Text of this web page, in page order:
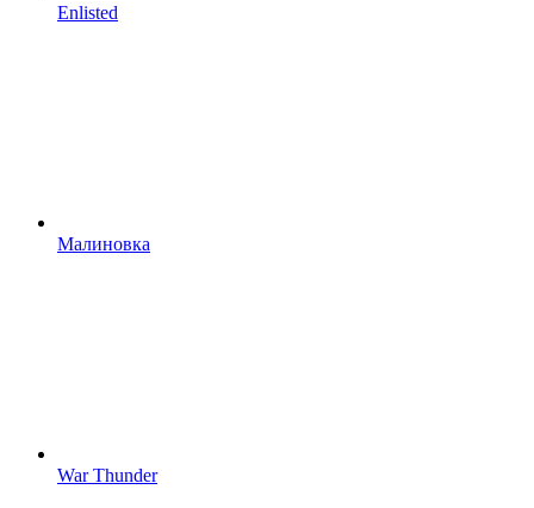
Enlisted
Малиновка
War Thunder